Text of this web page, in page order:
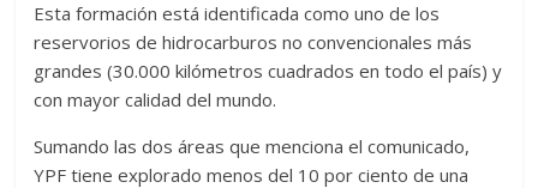
Esta formación está identificada como uno de los
reservorios de hidrocarburos no convencionales más
grandes (30.000 kilómetros cuadrados en todo el país) y
con mayor calidad del mundo.
Sumando las dos áreas que menciona el comunicado,
YPF tiene explorado menos del 10 por ciento de una